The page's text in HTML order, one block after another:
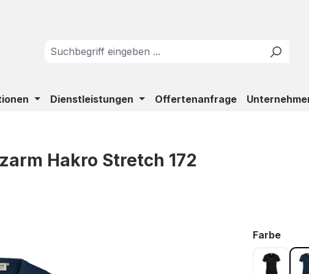
Dienstleistungen Offertenanfrage
Hakro Stretch 172
Farbe